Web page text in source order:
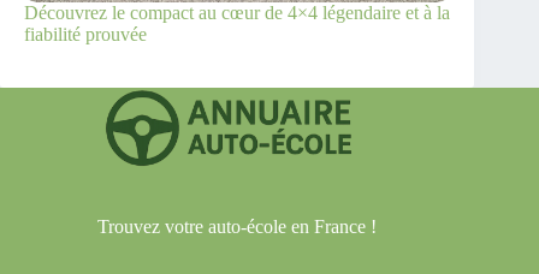
Découvrez le compact au cœur de 4×4 légendaire et à la
fiabilité prouvée
Trouvez votre auto-école en France !